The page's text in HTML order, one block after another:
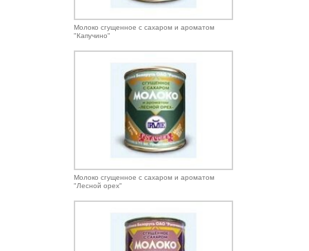
Молоко сгущенное с сахаром и ароматом
"Капучино"
Молоко сгущенное с сахаром и ароматом
"Лесной орех"